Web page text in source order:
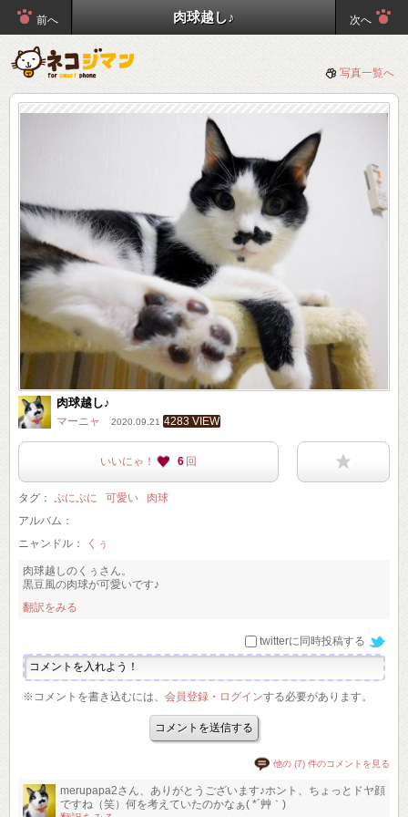
前へ 肉球越し♪ 次へ
写真一覧へ
肉球越し♪
マーニャ 2020.09.21 4283 VIEW
いいにゃ！ 6 回
タグ： ぷにぷに 可愛い
肉球
アルバム：
ニャンドル：
くぅ
肉球越しのくぅさん。
黒豆風の肉球が可愛いです♪
翻訳をみる
twitterに同時投稿する
※コメントを書き込むには、 会員登録 ・ ログインする必要があります。
他の (7) 件のコメントを見る
merupapa2さん、ありがとうございます♪ホント、ちょっとドヤ顔
ですね（笑）何を考えていたのかなぁ( *´艸｀)